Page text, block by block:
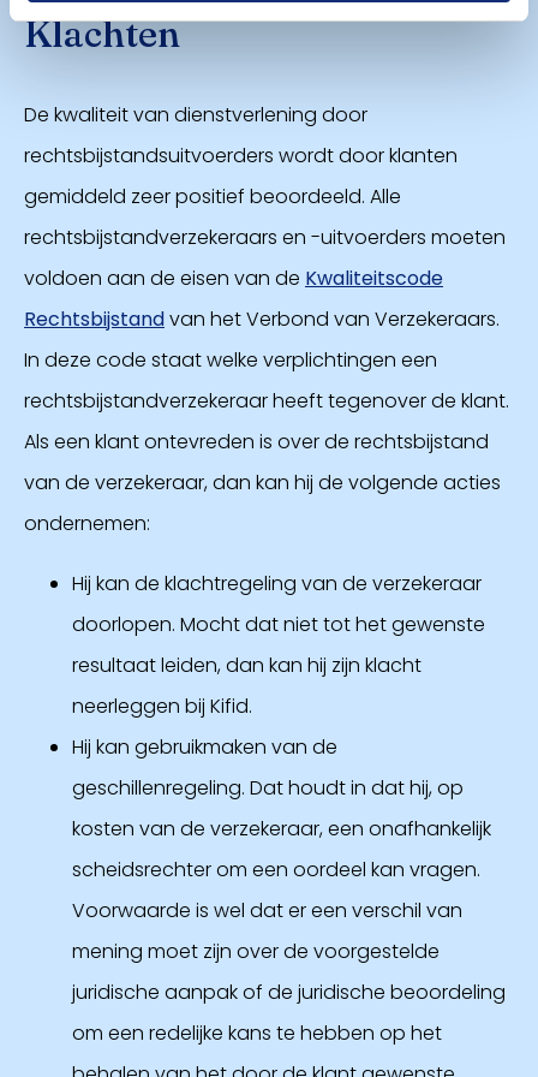
Klachten
De kwaliteit van dienstverlening door
rechtsbijstandsuitvoerders wordt door klanten
gemiddeld zeer positief beoordeeld. Alle
rechtsbijstandverzekeraars en -uitvoerders moeten
voldoen aan de eisen van de Kwaliteitscode
Rechtsbijstandvan het Verbond van Verzekeraars.
In deze code staat welke verplichtingen een
rechtsbijstandverzekeraar heeft tegenover de klant.
Als een klant ontevreden is over de rechtsbijstand
van de verzekeraar, dan kan hij de volgende acties
ondernemen:
Hij kan de klachtregeling van de verzekeraar
doorlopen. Mocht dat niet tot het gewenste
resultaat leiden, dan kan hij zijn klacht
neerleggen bij Kifid.
Hij kan gebruikmaken van de
geschillenregeling. Dat houdt in dat hij, op
kosten van de verzekeraar, een onafhankelijk
scheidsrechter om een oordeel kan vragen.
Voorwaarde is wel dat er een verschil van
mening moet zijn over de voorgestelde
juridische aanpak of de juridische beoordeling
om een redelijke kans te hebben op het